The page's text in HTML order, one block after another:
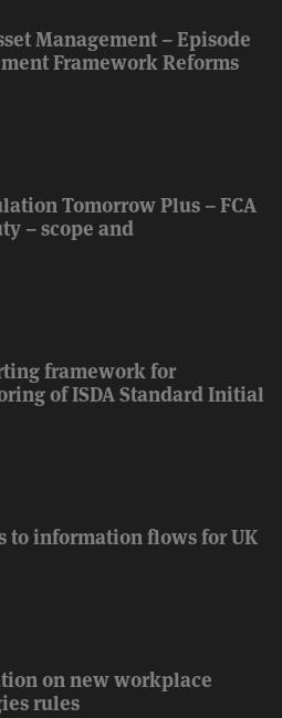
Management – Episode
Framework Reforms
Tomorrow Plus – FCA
– scope and
framework for
of ISDA Standard Initial
to information flows for UK
on new workplace
rules